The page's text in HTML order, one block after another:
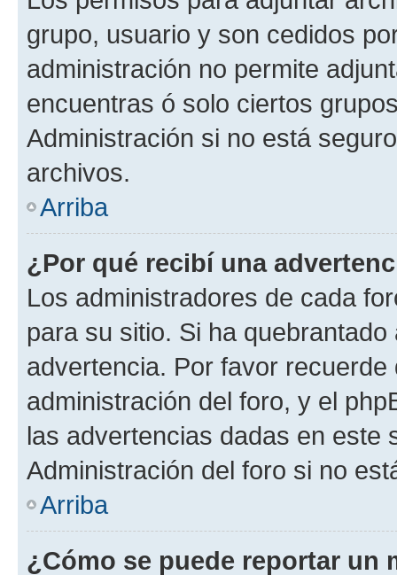
grupo, usuario y son cedidos
administración no permite
encuentras ó solo ciertos
Administración si no está
archivos.
Arriba
¿Por qué recibí una
Los administradores de cada
para su sitio. Si ha
advertencia. Por favor
administración del foro, y el
las advertencias dadas en este
Administración del foro si no
Arriba
¿Cómo se puede reportar un